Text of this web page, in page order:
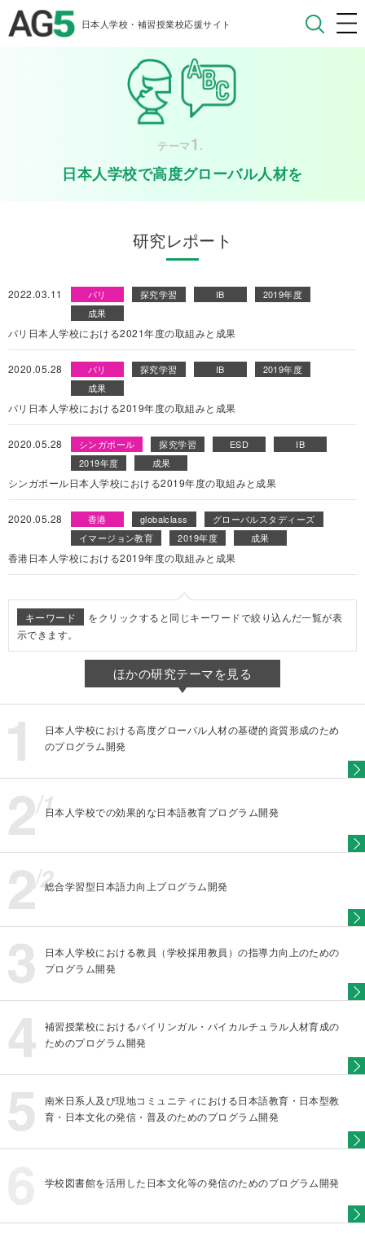
日本人学校・補習授業校応援サイト
テーマ1 .
日本人学校で高度グローバル人材を
研究レポート
2022.03.11 バリ 探究学習 IB
2019年度
成果
パリ日本人学校における2021年度の取組みと成果
2020.05.28 バリ 探究学習 IB
2019年度
成果
パリ日本人学校における2019年度の取組みと成果
2020.05.28 シンガポール 探究学習 ESD
IB
2019年度
成果
シンガポール日本人学校における2019年度の取組みと成果
2020.05.28 香港 globalclass
グローバルスタディーズ
イマージョン教育
2019年度 成果
香港日本人学校における2019年度の取組みと成果
キーワード
をクリックすると同じキーワードで絞り込んだ一覧が表
示できます。
ほかの研究テーマを見る
日本人学校における高度グローバル人材の基礎的資質形成のため
のプログラム開発
日本人学校での効果的な日本語教育プログラム開発
総合学習型日本語力向上プログラム開発
日本人学校における教員（学校採用教員）の指導力向上のための
プログラム開発
補習授業校におけるバイリンガル・バイカルチュラル人材育成の
ためのプログラム開発
南米日系人及び現地コミュニティにおける日本語教育・日本型教
育・日本文化の発信・普及のためのプログラム開発
学校図書館を活用した日本文化等の発信のためのプログラム開発